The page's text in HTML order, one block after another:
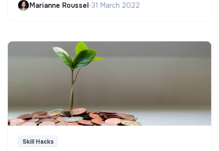
Marianne Roussel•31 March 2022
Skill Hacks